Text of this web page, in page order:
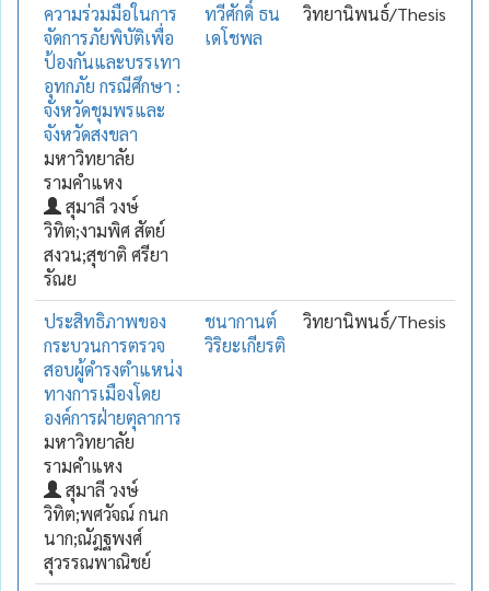
ความร่วมมือในการ
จัดการภัยพิบัติเพื่อ
ป้องกันและบรรเทา
อุทกภัย กรณีศึกษา :
จังหวัดชุมพรและ
จังหวัดสงขลา
มหาวิทยาลัย
รามคำแหง
สุมาลี วงษ์
วิทิต;งามพิศ สัตย์
สงวน;สุชาติ ศรียา
รัณย
ทวีศักดิ์ ธน
เดโชพล
วิทยานิพนธ์/Thesis
ประสิทธิภาพของ
กระบวนการตรวจ
สอบผู้ดำรงตำแหน่ง
ทางการเมืองโดย
องค์การฝ่ายตุลาการ
มหาวิทยาลัย
รามคำแหง
สุมาลี วงษ์
วิทิต;พศวัจณ์ กนก
นาก;ณัฎฐพงศ์
สุวรรณพาณิชย์
ชนากานต์
วิริยะเกียรติ
วิทยานิพนธ์/Thesis